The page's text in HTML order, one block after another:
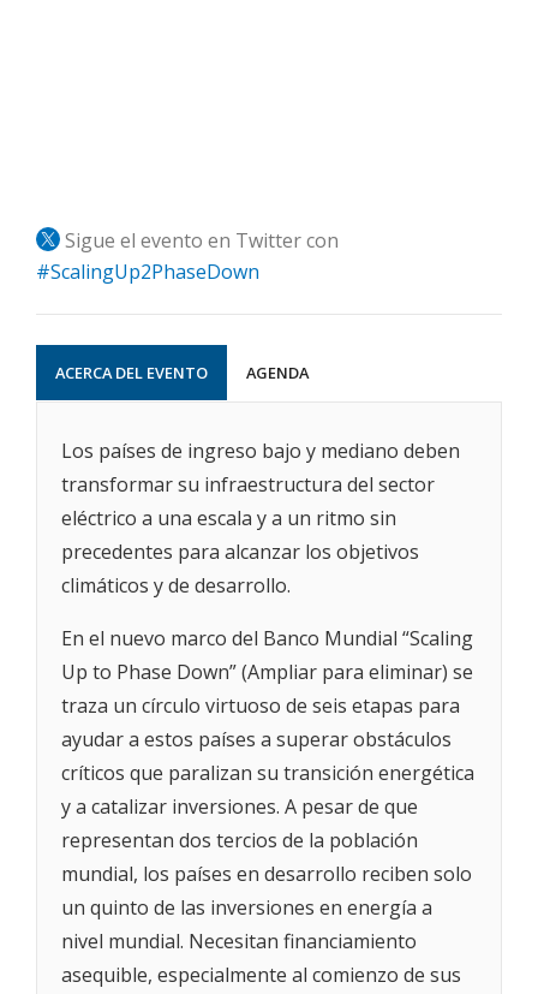
Sigue el evento en Twitter con
#ScalingUp2PhaseDown
ACERCA DEL EVENTO AGENDA
Los países de ingreso bajo y mediano deben
transformar su infraestructura del sector
eléctrico a una escala y a un ritmo sin
precedentes para alcanzar los objetivos
climáticos y de desarrollo.
En el nuevo marco del Banco Mundial “Scaling
Up to Phase Down” (Ampliar para eliminar) se
traza un círculo virtuoso de seis etapas para
ayudar a estos países a superar obstáculos
críticos que paralizan su transición energética
y a catalizar inversiones. A pesar de que
representan dos tercios de la población
mundial, los países en desarrollo reciben solo
un quinto de las inversiones en energía a
nivel mundial. Necesitan financiamiento
asequible, especialmente al comienzo de sus